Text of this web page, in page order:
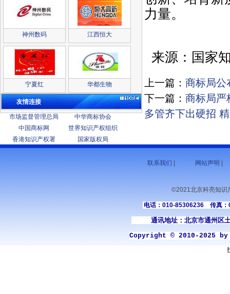
神州数码 江西恒大
宁夏红 华都生物
友情连接
市场监督管理总局
中华商标协会
中国商标网
世界知识产权组织
香港知识产权署
国家版权局
力量。
来源：国家
上一篇： 商标局公
下一篇： 商标局
多管齐下出硬招
联系我们 网站声明
©2021北京科亮知识
电话：010-85306236 传真
通讯地址：北京市通州区土
Copyright © 2010-2025